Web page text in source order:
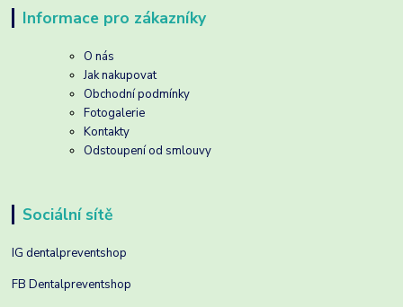
Informace pro zákazníky
O nás
Jak nakupovat
Obchodní podmínky
Fotogalerie
Kontakty
Odstoupení od smlouvy
Sociální sítě
IG dentalpreventshop
FB Dentalpreventshop